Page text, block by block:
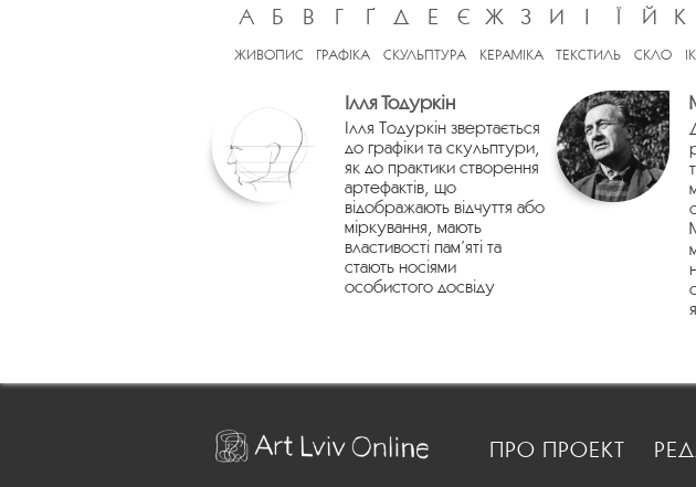
А
Б В Г Ґ Д Е Є Ж З И І Ї Й К
ЖИВОПИС ГРАФІКА СКУЛЬПТУРА КЕРАМІКА ТЕКСТИЛЬ СКЛО
Ілля Тодуркін
Ілля Тодуркін звертається
до графіки та скульптури,
як до практики створення
артефактів, що
відображають відчуття або
міркування, мають
властивості пам’яті та
стають носіями
особистого досвіду
ПРО ПРОЕКТ